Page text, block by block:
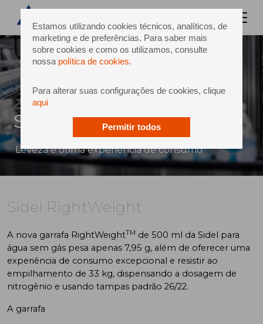
Estamos utilizando cookies técnicos, analíticos, de
marketing e de preferências. Para saber mais
sobre cookies e como os utilizamos, consulte
nossa política de cookies.
Para alterar suas configurações de cookies, clique
aqui
Permitir todos
Sidel RightWeight
Leveza e ótima experiência de consumo
Sidel RightWeight
A nova garrafa RightWeightTM de 500 ml da Sidel para
água sem gás pesa apenas 7,95 g, além de oferecer uma
experiência de consumo excepcional e resistir ao
empilhamento de 33 kg, dispensando a dosagem de
nitrogênio e usando tampas padrão 26/22.
A garrafa